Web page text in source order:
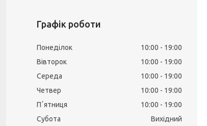
Графік роботи
Понеділок 10:00
19:00
Вівторок
10:00
19:00
Середа
10:00
19:00
Четвер
10:00
19:00
Пʼятниця
10:00
19:00
Субота
Вихідний